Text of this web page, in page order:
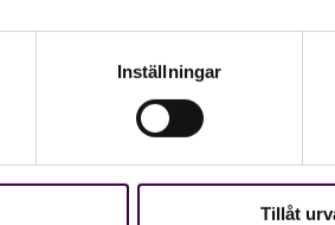
Inställningar
Tillåt